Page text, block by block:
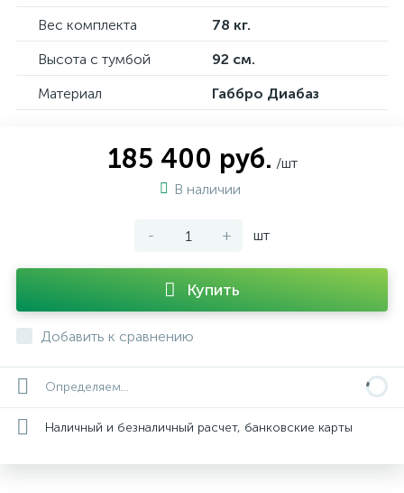
Вес комплекта
78 кг.
Высота с тумбой
92 см.
Материал
Габбро Диабаз
185 400 руб. /шт
В наличии
- + шт
Купить
Добавить к сравнению
Определяем...
Наличный и безналичный расчет, банковские карты